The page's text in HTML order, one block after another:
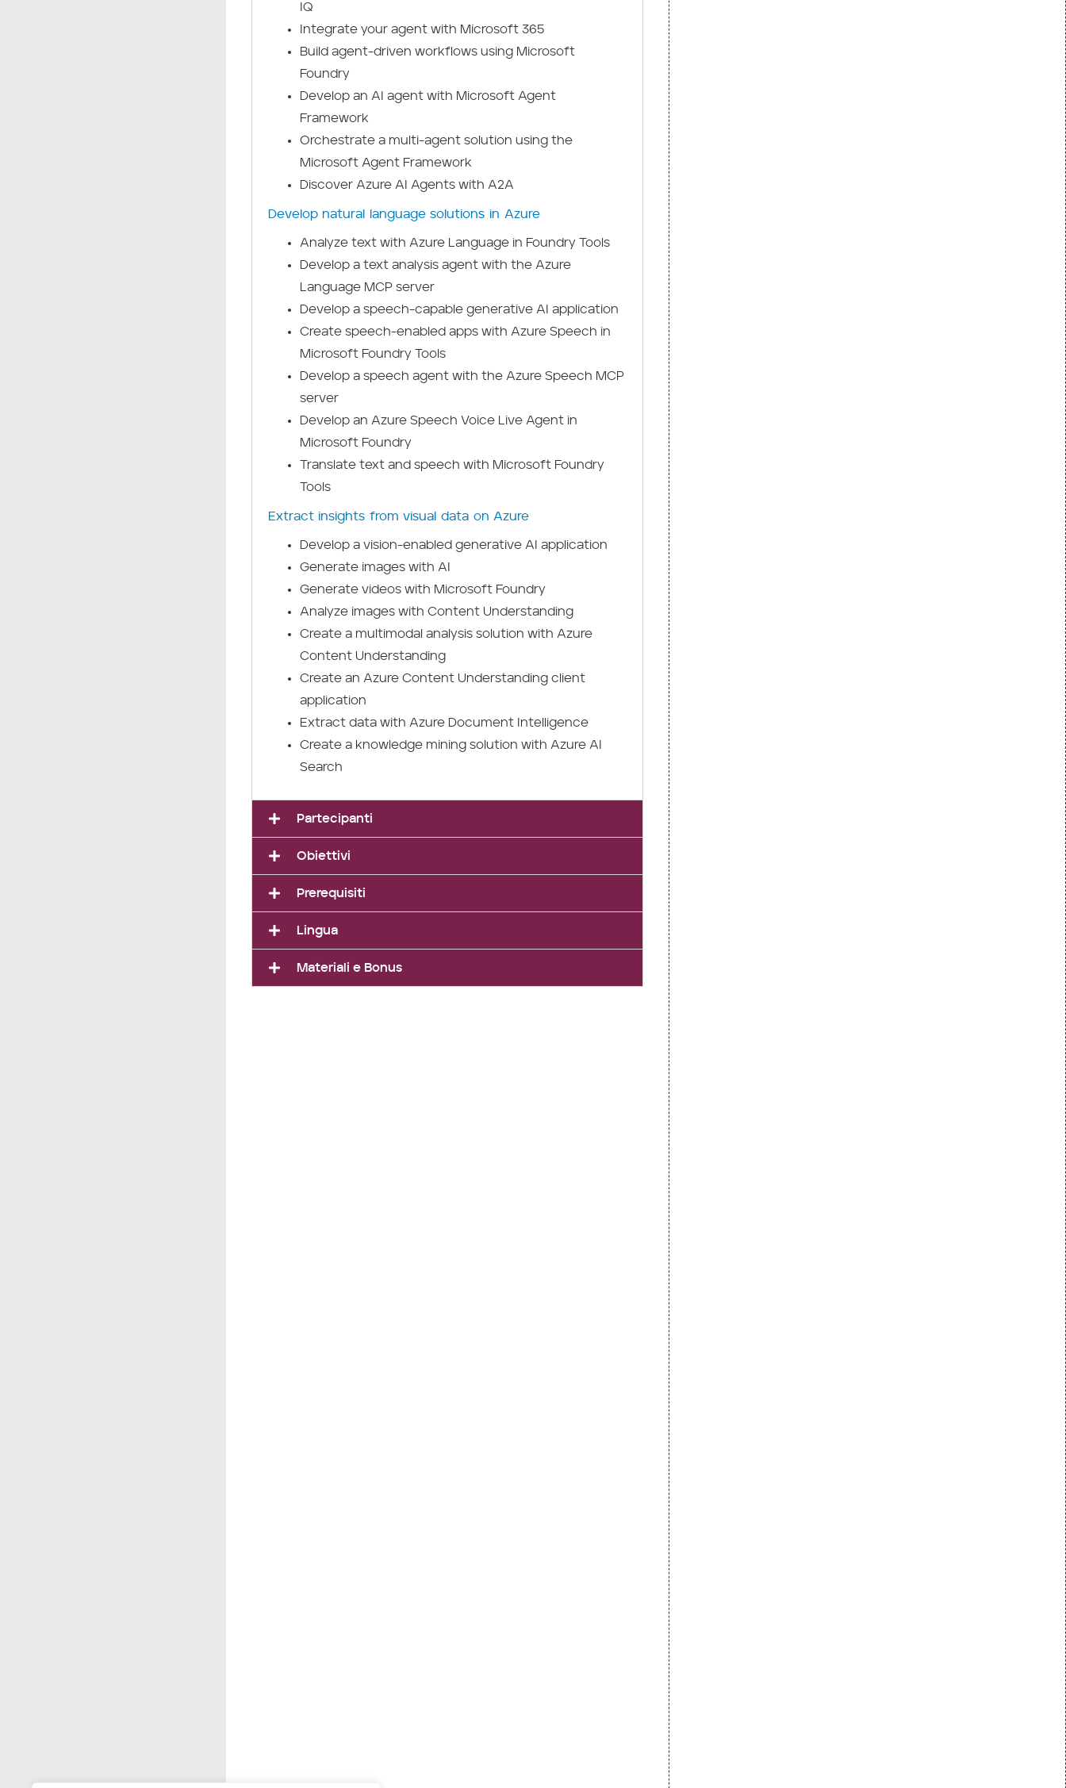
IQ
Integrate your agent with Microsoft 365
Build agent-driven workflows using Microsoft
Foundry
Develop an AI agent with Microsoft Agent
Framework
Orchestrate a multi-agent solution using the
Microsoft Agent Framework
Discover Azure AI Agents with A2A
Develop natural language solutions in Azure
Analyze text with Azure Language in Foundry Tools
Develop a text analysis agent with the Azure
Language MCP server
Develop a speech-capable generative AI application
Create speech-enabled apps with Azure Speech in
Microsoft Foundry Tools
Develop a speech agent with the Azure Speech MCP
server
Develop an Azure Speech Voice Live Agent in
Microsoft Foundry
Translate text and speech with Microsoft Foundry
Tools
Extract insights from visual data on Azure
Develop a vision-enabled generative AI application
Generate images with AI
Generate videos with Microsoft Foundry
Analyze images with Content Understanding
Create a multimodal analysis solution with Azure
Content Understanding
Create an Azure Content Understanding client
application
Extract data with Azure Document Intelligence
Create a knowledge mining solution with Azure AI
Search
Partecipanti
Obiettivi
Prerequisiti
Lingua
Materiali e Bonus